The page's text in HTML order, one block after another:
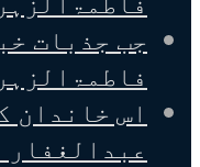
جب جذبات
اس خاندان
عبدالغفار